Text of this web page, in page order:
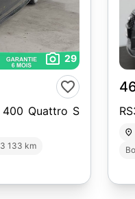
29
400 Quattro S
133 km